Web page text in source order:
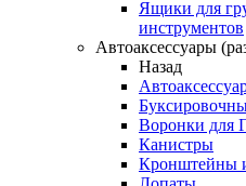
Ящики для
инструментов
Автоаксессуары
Назад
Воронки для
Канистры
Кронштейны и